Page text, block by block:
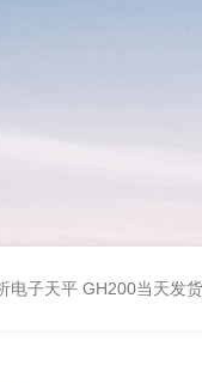
电子天平 GH200当天发